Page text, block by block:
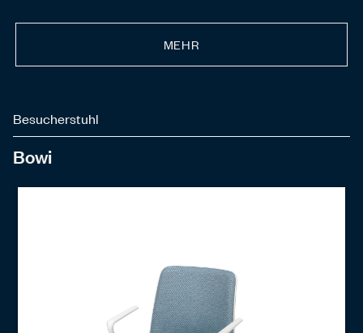
MEHR
Besucherstuhl
Bowi